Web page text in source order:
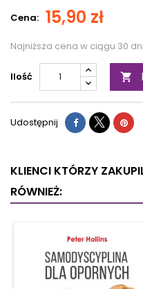
Cena: 15,90 zł
Najniższa cena w ciągu 30
Ilość 
Udostępnij
KLIENCI KTÓRZY
RÓWNIEŻ: